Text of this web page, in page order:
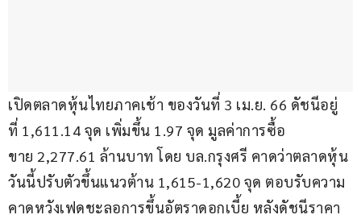
เปิดตลาดหุ้นไทยภาคเช้า ของวันที่ 3 เม.ย. 66 ดัชนีอยู่
ที่ 1,611.14 จุด เพิ่มขึ้น 1.97 จุด มูลค่าการซื้อ
ขาย 2,277.61 ล้านบาท โดย บล.กรุงศรี คาดว่าตลาดหุ้น
วันนี้ปรับตัวขึ้นแนวต้าน 1,615-1,620 จุด ตอบรับความ
คาดหวังเฟดชะลอการขึ้นอัตราดอกเบี้ย หลังดัชนีราคา